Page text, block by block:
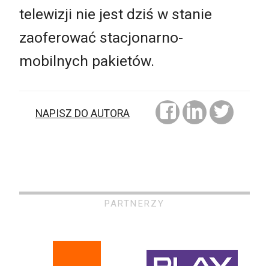
telewizji nie jest dziś w stanie
zaoferować stacjonarno-
mobilnych pakietów.
NAPISZ DO AUTORA
PARTNERZY